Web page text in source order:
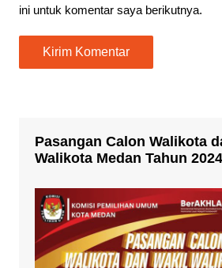
ini untuk komentar saya berikutnya.
Pasangan Calon Walikota
Walikota Medan Tahun 2024